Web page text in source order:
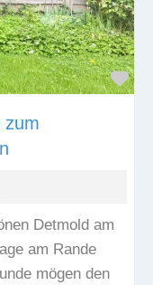
zum
Detmold am
am Rande
mögen den